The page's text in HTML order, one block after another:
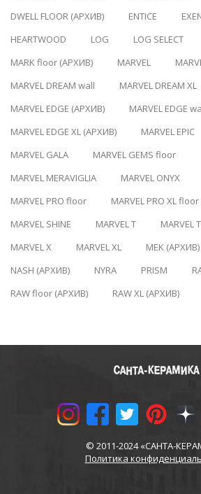
DWELL FLOOR (АРХИВ)
ENTICE
HEARTWOOD
LOG
LOG SELECT
MARK floor (АРХИВ)
MARVEL
MARVEL DREAM wall
MARVEL DREAM XL
MARVEL EDGE (АРХИВ)
MARVEL EDGE
MARVEL EDGE XL (АРХИВ)
MARVEL EPIC
MARVEL GALA
MARVEL GEMS floor
MARVEL MERAVIGLIA
MARVEL ONYX
MARVEL PRO floor
MARVEL PRO XL floor
MARVEL SHINE
MARVEL T
MARVEL
MARVEL X
MARVEL XL
MEK (АРХИВ)
NASH (АРХИВ)
NYRA PRISM
RAW floor (АРХИВ)
RAW XL (АРХИВ)
© 2011-2024 «САНТА-
Политика